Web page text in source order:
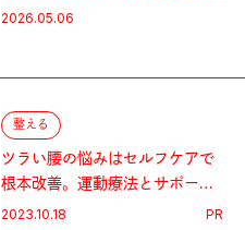
る。
2026.05.06
整える
ツラい腰の悩みはセルフケアで
根本改善。運動療法とサポータ
ーの活用術を専門家に教わる！
2023.10.18 PR